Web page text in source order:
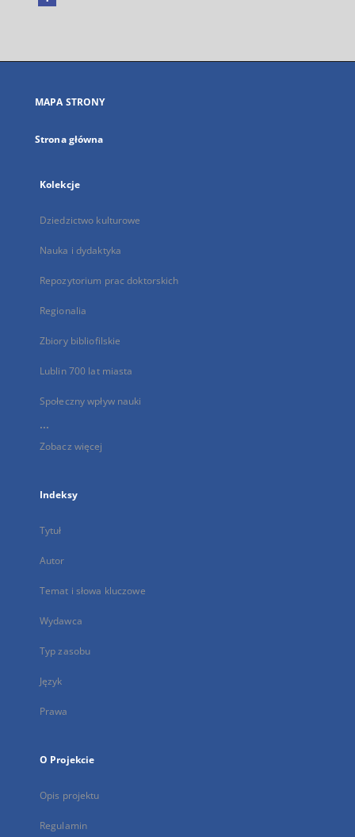
się
karcie
MAPA STRONY
Strona główna
Kolekcje
Dziedzictwo kulturowe
Nauka i dydaktyka
Repozytorium prac doktorskich
Regionalia
Zbiory bibliofilskie
Lublin 700 lat miasta
Społeczny wpływ nauki
...
Zobacz więcej
Indeksy
Tytuł
Autor
Temat i słowa kluczowe
Wydawca
Typ zasobu
Język
Prawa
O Projekcie
Opis projektu
Regulamin